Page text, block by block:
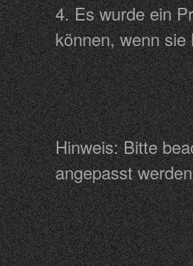
4. Es wurde ein
können, wenn
Hinweis: Bitte
angepasst